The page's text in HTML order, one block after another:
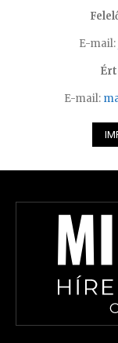
E-mail:
E-mail: